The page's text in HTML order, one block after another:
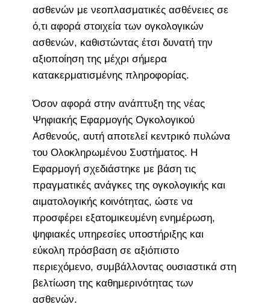
ασθενών με νεοπλασματικές ασθένειες σε
ό,τι αφορά στοιχεία των ογκολογικών
ασθενών, καθιστώντας έτσι δυνατή την
αξιοποίηση της μέχρι σήμερα
κατακερματισμένης πληροφορίας.
Όσον αφορά στην ανάπτυξη της νέας
Ψηφιακής Εφαρμογής Ογκολογικού
Ασθενούς, αυτή αποτελεί κεντρικό πυλώνα
του Ολοκληρωμένου Συστήματος. Η
Εφαρμογή σχεδιάστηκε με βάση τις
πραγματικές ανάγκες της ογκολογικής και
αιματολογικής κοινότητας, ώστε να
προσφέρει εξατομικευμένη ενημέρωση,
ψηφιακές υπηρεσίες υποστήριξης και
εύκολη πρόσβαση σε αξιόπιστο
περιεχόμενο, συμβάλλοντας ουσιαστικά στη
βελτίωση της καθημερινότητας των
ασθενών.